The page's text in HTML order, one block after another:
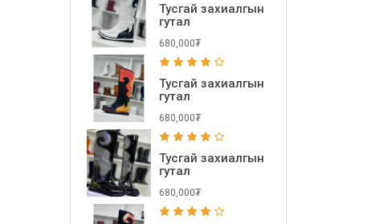
Тусгай захиалгын
гутал
680,000₮
Тусгай захиалгын
гутал
680,000₮
Тусгай захиалгын
гутал
680,000₮